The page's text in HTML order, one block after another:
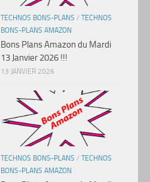
TECHNOS BONS-PLANS / TECHNOS
BONS-PLANS AMAZON
Bons Plans Amazon du Mardi
13 Janvier 2026 !!!
13 JANVIER 2026
TECHNOS BONS-PLANS / TECHNOS
BONS-PLANS AMAZON